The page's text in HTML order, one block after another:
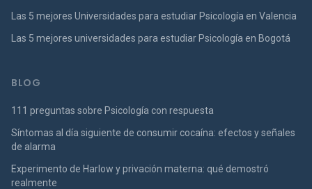
Las 5 mejores Universidades para estudiar Psicología en Valencia
Las 5 mejores universidades para estudiar Psicología en Bogotá
BLOG
111 preguntas sobre Psicología con respuesta
Síntomas al día siguiente de consumir cocaína: efectos y señales
de alarma
Experimento de Harlow y privación materna: qué demostró
realmente